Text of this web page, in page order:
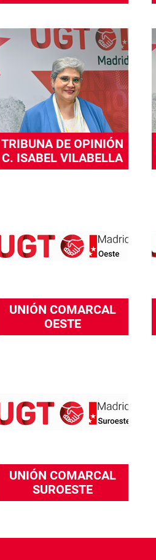
TRIBUNA DE OPINIÓN
C. ISABEL VILABELLA
UNIÓN COMARCAL
OESTE
UNIÓN COMARCAL
SUROESTE